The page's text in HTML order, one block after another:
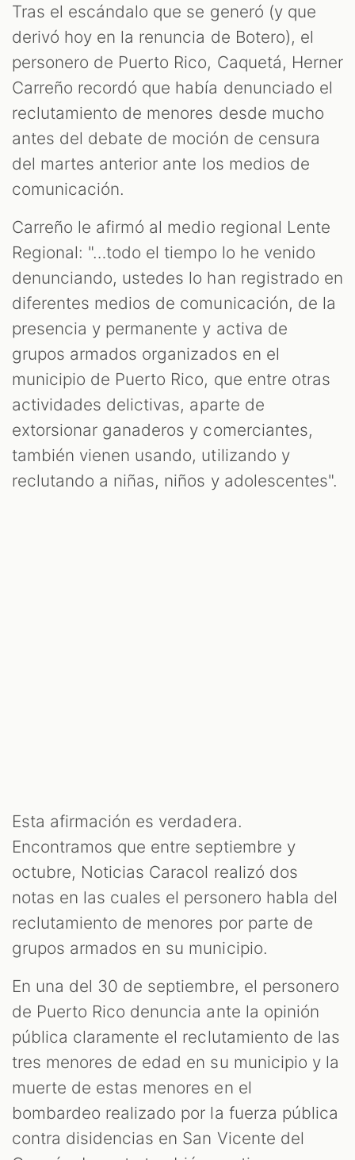
Tras el escándalo que se generó (y que
derivó hoy en la renuncia de Botero), el
personero de Puerto Rico, Caquetá, Herner
Carreño recordó que había denunciado el
reclutamiento de menores desde mucho
antes del debate de moción de censura
del martes anterior ante los medios de
comunicación.
Carreño le afirmó al medio regional Lente
Regional: "…todo el tiempo lo he venido
denunciando, ustedes lo han registrado en
diferentes medios de comunicación, de la
presencia y permanente y activa de
grupos armados organizados en el
municipio de Puerto Rico, que entre otras
actividades delictivas, aparte de
extorsionar ganaderos y comerciantes,
también vienen usando, utilizando y
reclutando a niñas, niños y adolescentes".
Esta afirmación es verdadera.
Encontramos que entre septiembre y
octubre, Noticias Caracol realizó dos
notas en las cuales el personero habla del
reclutamiento de menores por parte de
grupos armados en su municipio.
En una del 30 de septiembre, el personero
de Puerto Rico denuncia ante la opinión
pública claramente el reclutamiento de las
tres menores de edad en su municipio y la
muerte de estas menores en el
bombardeo realizado por la fuerza pública
contra disidencias en San Vicente del